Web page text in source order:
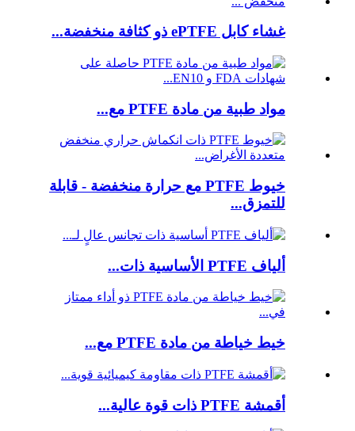
غشاء كابل ePTFE ذو كثافة منخفضة...
مواد طبية من مادة PTFE مع...
خيوط PTFE مع حرارة منخفضة - قابلة
للتمزق...
ألياف PTFE الأساسية ذات...
خيط خياطة من مادة PTFE مع...
أقمشة PTFE ذات قوة عالية...